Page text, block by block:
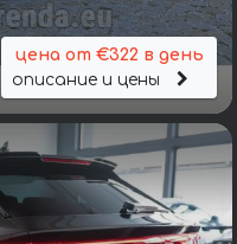
цена от €322 в день
описание и цены